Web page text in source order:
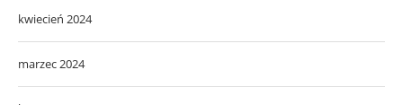
kwiecień 2024
marzec 2024